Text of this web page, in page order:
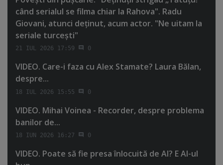
când serialul se filma chiar la Rahova". Radu
Giovani, atunci deţinut, acum actor. "Ne uitam la
seriale turceşti"
21 IUL 2026 17:59 0
VIDEO. Care-i faza cu Alex Stamate? Laura Bălan,
despre...
18 IUL 2026 15:55 0
VIDEO. Mihai Voinea - Recorder, despre problema
banilor de...
18 IUN 2026 16:27 0
VIDEO. Poate să fie presa înlocuită de AI? E AI-ul